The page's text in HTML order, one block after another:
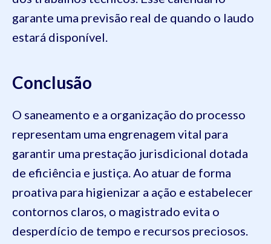
garante uma previsão real de quando o laudo
estará disponível.
Conclusão
O saneamento e a organização do processo
representam uma engrenagem vital para
garantir uma prestação jurisdicional dotada
de eficiência e justiça. Ao atuar de forma
proativa para higienizar a ação e estabelecer
contornos claros, o magistrado evita o
desperdício de tempo e recursos preciosos.